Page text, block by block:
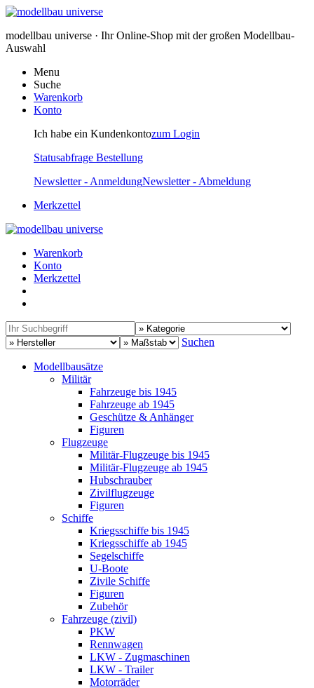
modellbau universe · Ihr Online-Shop mit der großen Modellbau-
Auswahl
Menu
Suche
Warenkorb
Konto
Ich habe ein Kundenkontozum Login
Statusabfrage Bestellung
Newsletter - AnmeldungNewsletter - Abmeldung
Merkzettel
Warenkorb
Konto
Merkzettel
Suchen
Modellbausätze
Militär
Fahrzeuge bis 1945
Fahrzeuge ab 1945
Geschütze & Anhänger
Figuren
Flugzeuge
Militär-Flugzeuge bis 1945
Militär-Flugzeuge ab 1945
Hubschrauber
Zivilflugzeuge
Figuren
Schiffe
Kriegsschiffe bis 1945
Kriegsschiffe ab 1945
Segelschiffe
U-Boote
Zivile Schiffe
Figuren
Zubehör
Fahrzeuge (zivil)
PKW
Rennwagen
LKW - Zugmaschinen
LKW - Trailer
Motorräder